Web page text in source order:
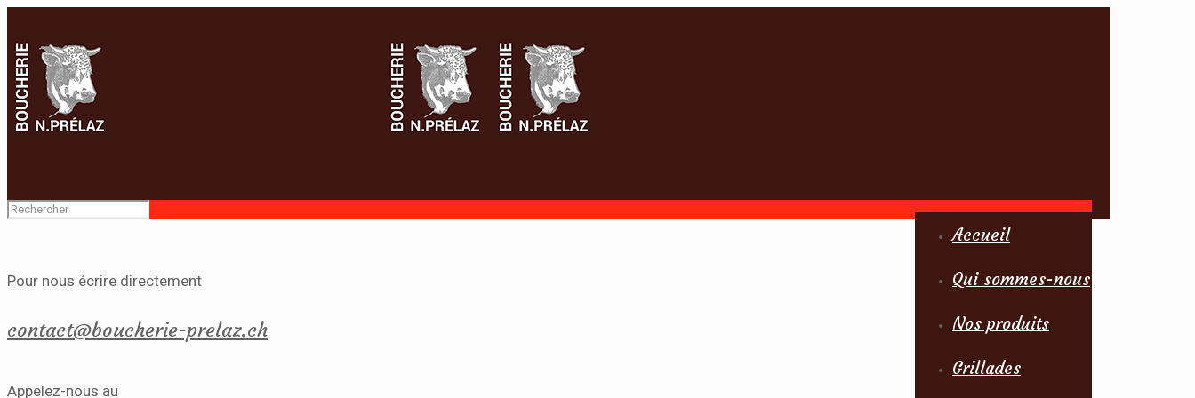
Accueil
Qui sommes-nous
Nos produits
Grillades
Pour nous écrire directement
contact@boucherie-prelaz.ch
Appelez-nous au